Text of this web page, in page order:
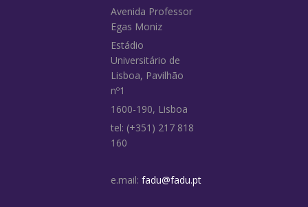
Avenida Professor
Egas Moniz
Estádio
Universitário de
Lisboa, Pavilhão
nº1
1600-190, Lisboa
tel: (+351) 217 818
160
e.mail: fadu@fadu.pt